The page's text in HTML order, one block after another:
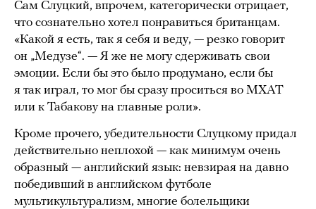
Сам Слуцкий, впрочем, категорически отрицает,
что сознательно хотел понравиться британцам.
«Какой я есть, так я себя и веду, — резко говорит
он „Медузе“. — Я же не могу сдерживать свои
эмоции. Если бы это было продумано, если бы
я так играл, то мог бы сразу проситься во МХАТ
или к Табакову на главные роли».
Кроме прочего, убедительности Слуцкому придал
действительно неплохой — как минимум очень
образный — английский язык: невзирая на давно
победивший в английском футболе
мультикультурализм, многие болельщики